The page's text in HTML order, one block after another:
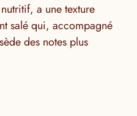
a une texture
salé qui, accompagné
des notes plus